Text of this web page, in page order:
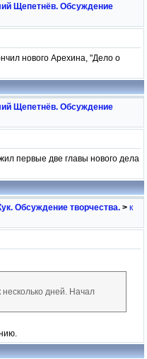
Щепетнёв. Обсуждение
нового Арехина, "Дело о
Щепетнёв. Обсуждение
первые две главы нового дела
Обсуждение творчества. > к
дней. Начал